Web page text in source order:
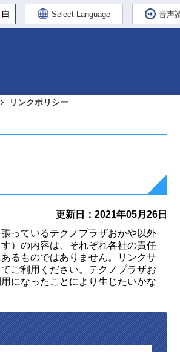
Select Language 音声
リンクポリシー
更新日：2021年05月26日
っているテクノプラザおかや以外
）の内容は、それぞれ各社の責任
るものではありません。リンクサ
ご利用ください。テクノプラザお
になったことにより生じたいかな